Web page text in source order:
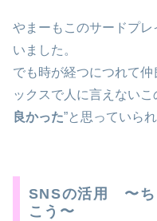
やまーもこのサードプレ
いました。
でも時が経つにつれて
ックスで人に言えないこ
良かった”と思っていら
SNSの活用 〜ち
こう〜
⭐